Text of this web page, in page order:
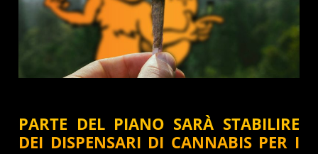
PARTE DEL PIANO SARÀ STABILIRE
DEI DISPENSARI DI CANNABIS PER I